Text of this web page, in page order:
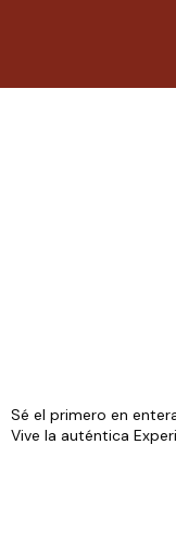
Sé el primero en
Vive la auténtica